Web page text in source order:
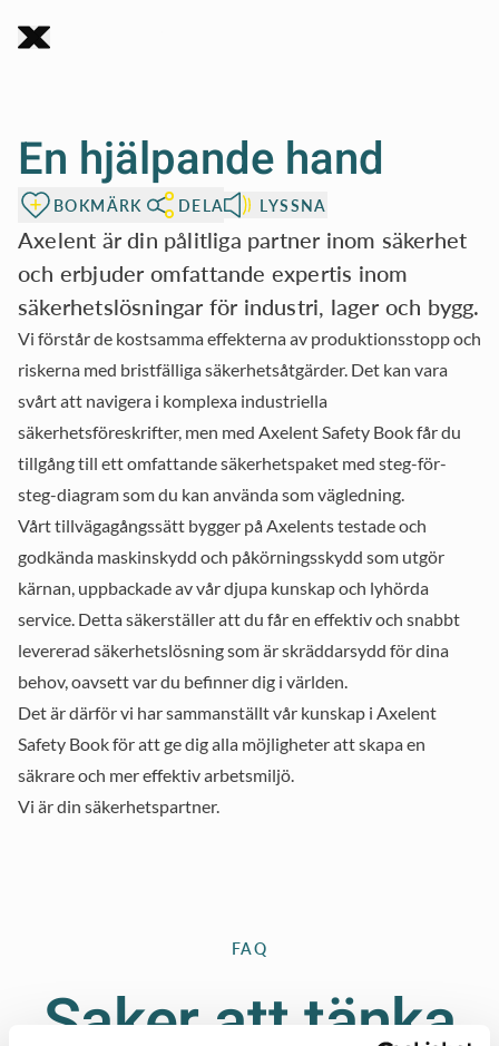
Book
Axelent är ett
svenskt företag med
lång erfarenhet
inom tillverkning av
nätväggssystem i
form av skydds- och
avskiljningssystem
för industri, lager
och bygg. Säkerhet,
service och smarta
lösningar är ledord
som präglar hela vår
organisation och
verksamhet. Genom
åren har vi samlat på
om
En hjälpande hand
BOKMÄRK DELA LYSSNA
Axelent är din pålitliga partner inom säkerhet
och erbjuder omfattande expertis inom
säkerhetslösningar för industri, lager och bygg.
Vi förstår de kostsamma effekterna av produktionsstopp och
riskerna med bristfälliga säkerhetsåtgärder. Det kan vara
svårt att navigera i komplexa industriella
säkerhetsföreskrifter, men med Axelent Safety Book får du
tillgång till ett omfattande säkerhetspaket med steg-för-
steg-diagram som du kan använda som vägledning.
Vårt tillvägagångssätt bygger på Axelents testade och
godkända maskinskydd och påkörningsskydd som utgör
kärnan, uppbackade av vår djupa kunskap och lyhörda
service. Detta säkerställer att du får en effektiv och snabbt
levererad säkerhetslösning som är skräddarsydd för dina
behov, oavsett var du befinner dig i världen.
Det är därför vi har sammanställt vår kunskap i Axelent
Safety Book för att ge dig alla möjligheter att skapa en
säkrare och mer effektiv arbetsmiljö.
Vi är din säkerhetspartner.
FAQ
Saker att tänka